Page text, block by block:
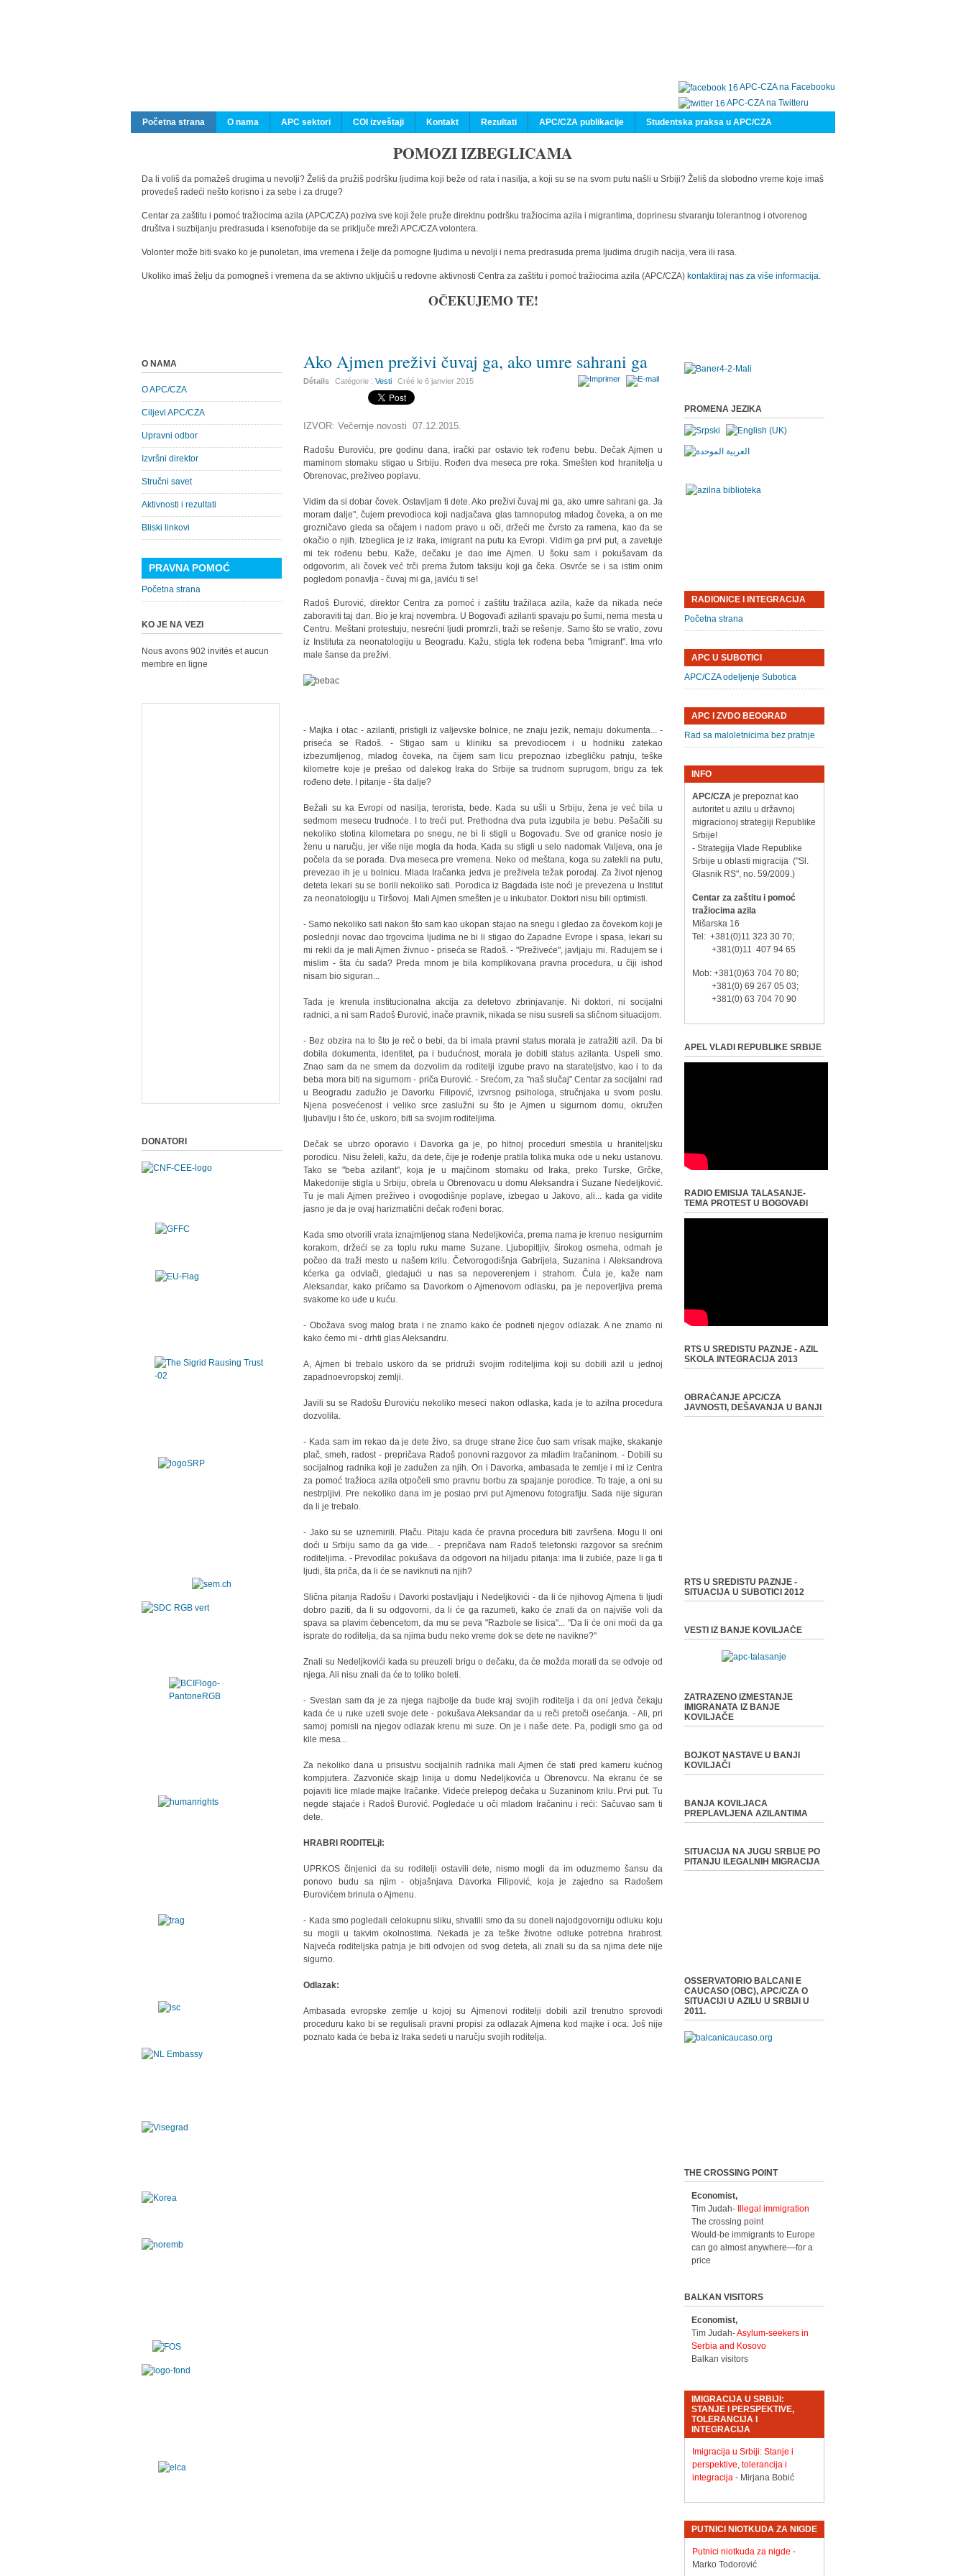
APC-CZA na Facebooku
APC-CZA na Twitteru
Početna strana
O nama APC sektori COI izveštaji Kontakt Rezultati APC/CZA publikacije Studentska praksa u APC/CZA
POMOZI IZBEGLICAMA
Da li voliš da pomažeš drugima u nevolji? Želiš da pružiš podršku ljudima koji beže od rata i nasilja, a koji su se na svom putu našli u Srbiji? Želiš da slobodno vreme koje imaš
provedeš radeći nešto korisno i za sebe i za druge?
Centar za zaštitu i pomoć tražiocima azila (APC/CZA) poziva sve koji žele pruže direktnu podršku tražiocima azila i migrantima, doprinesu stvaranju tolerantnog i otvorenog
društva i suzbijanju predrasuda i ksenofobije da se priključe mreži APC/CZA volontera.
Volonter može biti svako ko je punoletan, ima vremena i želje da pomogne ljudima u nevolji i nema predrasuda prema ljudima drugih nacija, vera ili rasa.
Ukoliko imaš želju da pomogneš i vremena da se aktivno uključiš u redovne aktivnosti Centra za zaštitu i pomoć tražiocima azila (APC/CZA) kontaktiraj nas za više informacija.
OČEKUJEMO TE!
Ako Ajmen preživi čuvaj ga, ako umre sahrani ga
Détails Catégorie :Vesti Créé le6 janvier 2015
IZVOR: Večernje novosti 07.12.2015.
Radošu Đuroviću, pre godinu dana, irački par ostavio tek rođenu bebu. Dečak Ajmen u
maminom stomaku stigao u Srbiju. Rođen dva meseca pre roka. Smešten kod hranitelja u
Obrenovac, preživeo poplavu.
Vidim da si dobar čovek. Ostavljam ti dete. Ako preživi čuvaj mi ga, ako umre sahrani ga. Ja
moram dalje", čujem prevodioca koji nadjačava glas tamnoputog mladog čoveka, a on me
grozničavo gleda sa očajem i nadom pravo u oči, držeći me čvrsto za ramena, kao da se
okačio o njih. Izbeglica je iz Iraka, imigrant na putu ka Evropi. Vidim ga prvi put, a zavetuje
mi tek rođenu bebu. Kaže, dečaku je dao ime Ajmen. U šoku sam i pokušavam da
odgovorim, ali čovek već trči prema žutom taksiju koji ga čeka. Osvrće se i sa istim onim
pogledom ponavlja - čuvaj mi ga, javiću ti se!
Radoš Đurović, direktor Centra za pomoć i zaštitu tražilaca azila, kaže da nikada neće
zaboraviti taj dan. Bio je kraj novembra. U Bogovađi azilanti spavaju po šumi, nema mesta u
Centru. Meštani protestuju, nesrećni ljudi promrzli, traži se rešenje. Samo što se vratio, zovu
iz Instituta za neonatologiju u Beogradu. Kažu, stigla tek rođena beba "imigrant". Ima vrlo
male šanse da preživi.
- Majka i otac - azilanti, pristigli iz valjevske bolnice, ne znaju jezik, nemaju dokumenta... -
priseća se Radoš. - Stigao sam u kliniku sa prevodiocem i u hodniku zatekao
izbezumljenog, mladog čoveka, na čijem sam licu prepoznao izbegličku patnju, teške
kilometre koje je prešao od dalekog Iraka do Srbije sa trudnom suprugom, brigu za tek
rođeno dete. I pitanje - šta dalje?
Bežali su ka Evropi od nasilja, terorista, bede. Kada su ušli u Srbiju, žena je već bila u
sedmom mesecu trudnoće. I to treći put. Prethodna dva puta izgubila je bebu. Pešačili su
nekoliko stotina kilometara po snegu, ne bi li stigli u Bogovađu. Sve od granice nosio je
ženu u naručju, jer više nije mogla da hoda. Kada su stigli u selo nadomak Valjeva, ona je
počela da se porađa. Dva meseca pre vremena. Neko od meštana, koga su zatekli na putu,
prevezao ih je u bolnicu. Mlada Iračanka jedva je preživela težak porođaj. Za život njenog
deteta lekari su se borili nekoliko sati. Porodica iz Bagdada iste noći je prevezena u Institut
za neonatologiju u Tiršovoj. Mali Ajmen smešten je u inkubator. Doktori nisu bili optimisti.
- Samo nekoliko sati nakon što sam kao ukopan stajao na snegu i gledao za čovekom koji je
poslednji novac dao trgovcima ljudima ne bi li stigao do Zapadne Evrope i spasa, lekari su
mi rekli da je mali Ajmen živnuo - priseća se Radoš. - "Preživeće", javljaju mi. Radujem se i
mislim - šta ću sada? Preda mnom je bila komplikovana pravna procedura, u čiji ishod
nisam bio siguran...
Tada je krenula institucionalna akcija za detetovo zbrinjavanje. Ni doktori, ni socijalni
radnici, a ni sam Radoš Đurović, inače pravnik, nikada se nisu susreli sa sličnom situacijom.
- Bez obzira na to što je reč o bebi, da bi imala pravni status morala je zatražiti azil. Da bi
dobila dokumenta, identitet, pa i budućnost, morala je dobiti status azilanta. Uspeli smo.
Znao sam da ne smem da dozvolim da roditelji izgube pravo na starateljstvo, kao i to da
beba mora biti na sigurnom - priča Đurović. - Srećom, za "naš slučaj" Centar za socijalni rad
u Beogradu zadužio je Davorku Filipović, izvrsnog psihologa, stručnjaka u svom poslu.
Njena posvećenost i veliko srce zaslužni su što je Ajmen u sigurnom domu, okružen
ljubavlju i što će, uskoro, biti sa svojim roditeljima.
Dečak se ubrzo oporavio i Davorka ga je, po hitnoj proceduri smestila u hraniteljsku
porodicu. Nisu želeli, kažu, da dete, čije je rođenje pratila tolika muka ode u neku ustanovu.
Tako se "beba azilant", koja je u majčinom stomaku od Iraka, preko Turske, Grčke,
Makedonije stigla u Srbiju, obrela u Obrenovacu u domu Aleksandra i Suzane Nedeljković.
Tu je mali Ajmen preživeo i ovogodišnje poplave, izbegao u Jakovo, ali... kada ga vidite
jasno je da je ovaj harizmatični dečak rođeni borac.
Kada smo otvorili vrata iznajmljenog stana Nedeljkovića, prema nama je krenuo nesigurnim
korakom, držeći se za toplu ruku mame Suzane. Ljubopitljiv, širokog osmeha, odmah je
počeo da traži mesto u našem krilu. Četvorogodišnja Gabrijela, Suzanina i Aleksandrova
kćerka ga odvlači, gledajući u nas sa nepoverenjem i strahom. Čula je, kaže nam
Aleksandar, kako pričamo sa Davorkom o Ajmenovom odlasku, pa je nepoverljiva prema
svakome ko uđe u kuću.
- Obožava svog malog brata i ne znamo kako će podneti njegov odlazak. A ne znamo ni
kako ćemo mi - drhti glas Aleksandru.
A, Ajmen bi trebalo uskoro da se pridruži svojim roditeljima koji su dobili azil u jednoj
zapadnoevropskoj zemlji.
Javili su se Radošu Đuroviću nekoliko meseci nakon odlaska, kada je to azilna procedura
dozvolila.
- Kada sam im rekao da je dete živo, sa druge strane žice čuo sam vrisak majke, skakanje
plač, smeh, radost - prepričava Radoš ponovni razgovor za mladim Iračaninom. - Dobili su
socijalnog radnika koji je zadužen za njih. On i Davorka, ambasada te zemlje i mi iz Centra
za pomoć tražioca azila otpočeli smo pravnu borbu za spajanje porodice. To traje, a oni su
nestrpljivi. Pre nekoliko dana im je poslao prvi put Ajmenovu fotografiju. Sada nije siguran
da li je trebalo.
- Jako su se uznemirili. Plaču. Pitaju kada će pravna procedura biti završena. Mogu li oni
doći u Srbiju samo da ga vide... - prepričava nam Radoš telefonski razgovor sa srećnim
roditeljima. - Prevodilac pokušava da odgovori na hiljadu pitanja: ima li zubiće, paze li ga ti
ljudi, šta priča, da li će se naviknuti na njih?
Slična pitanja Radošu i Davorki postavljaju i Nedeljkovići - da li će njihovog Ajmena ti ljudi
dobro paziti, da li su odgovorni, da li će ga razumeti, kako će znati da on najviše voli da
spava sa plavim ćebencetom, da mu se peva "Razbole se lisica"... "Da li će oni moći da ga
isprate do roditelja, da sa njima budu neko vreme dok se dete ne navikne?"
Znali su Nedeljkovići kada su preuzeli brigu o dečaku, da će možda morati da se odvoje od
njega. Ali nisu znali da će to toliko boleti.
- Svestan sam da je za njega najbolje da bude kraj svojih roditelja i da oni jedva čekaju
kada će u ruke uzeti svoje dete - pokušava Aleksandar da u reči pretoči osećanja. - Ali, pri
samoj pomisli na njegov odlazak krenu mi suze. On je i naše dete. Pa, podigli smo ga od
kile mesa...
Za nekoliko dana u prisustvu socijalnih radnika mali Ajmen će stati pred kameru kućnog
kompjutera. Zazvoniće skajp linija u domu Nedeljkovića u Obrenovcu. Na ekranu će se
pojaviti lice mlade majke Iračanke. Videće prelepog dečaka u Suzaninom krilu. Prvi put. Tu
negde stajaće i Radoš Đurović. Pogledaće u oči mladom Iračaninu i reći: Sačuvao sam ti
dete.
HRABRI RODITELjI:
UPRKOS činjenici da su roditelji ostavili dete, nismo mogli da im oduzmemo šansu da
ponovo budu sa njim - objašnjava Davorka Filipović, koja je zajedno sa Radošem
Đurovićem brinula o Ajmenu.
- Kada smo pogledali celokupnu sliku, shvatili smo da su doneli najodgovorniju odluku koju
su mogli u takvim okolnostima. Nekada je za teške životne odluke potrebna hrabrost.
Najveća roditeljska patnja je biti odvojen od svog deteta, ali znali su da sa njima dete nije
sigurno.
Odlazak:
Ambasada evropske zemlje u kojoj su Ajmenovi roditelji dobili azil trenutno sprovodi
proceduru kako bi se regulisali pravni propisi za odlazak Ajmena kod majke i oca. Još nije
poznato kada će beba iz Iraka sedeti u naručju svojih roditelja.
O NAMA
O APC/CZA
Ciljevi APC/CZA
Upravni odbor
Izvršni direktor
Stručni savet
Aktivnosti i rezultati
Bliski linkovi
PRAVNA POMOĆ
Početna strana
KO JE NA VEZI
Nous avons 902 invités et aucun
membre en ligne
DONATORI
PROMENA JEZIKA
RADIONICE I INTEGRACIJA
Početna strana
APC U SUBOTICI
APC/CZA odeljenje Subotica
APC I ZVDO BEOGRAD
Rad sa maloletnicima bez pratnje
INFO
APC/CZAje prepoznat kao
autoritet u azilu u državnoj
migracionoj strategiji Republike
Srbije!
- Strategija Vlade Republike
Srbije u oblasti migracija ("Sl.
Glasnik RS", no. 59/2009.)
Centar za zaštitu i pomoć
tražiocima azila
Mišarska 16
Tel: +381(0)11 323 30 70;
+381(0)11 407 94 65
Mob: +381(0)63 704 70 80;
+381(0) 69 267 05 03;
+381(0) 63 704 70 90
APEL VLADI REPUBLIKE SRBIJE
RADIO EMISIJA TALASANJE-
TEMA PROTEST U BOGOVAĐI
RTS U SREDISTU PAZNJE - AZIL
SKOLA INTEGRACIJA 2013
OBRAĆANJE APC/CZA
JAVNOSTI, DEŠAVANJA U BANJI
RTS U SREDISTU PAZNJE -
SITUACIJA U SUBOTICI 2012
VESTI IZ BANJE KOVILJAČE
ZATRAZENO IZMESTANJE
IMIGRANATA IZ BANJE
KOVILJAČE
BOJKOT NASTAVE U BANJI
KOVILJAČI
BANJA KOVILJACA
PREPLAVLJENA AZILANTIMA
SITUACIJA NA JUGU SRBIJE PO
PITANJU ILEGALNIH MIGRACIJA
OSSERVATORIO BALCANI E
CAUCASO (OBC), APC/CZA O
SITUACIJI U AZILU U SRBIJI U
2011.
THE CROSSING POINT
Economist,
Tim Judah-
Illegal immigration
The crossing point
Would-be immigrants to Europe
can go almost anywhere—for a
price
BALKAN VISITORS
Economist,
Tim Judah-Asylum-seekers in
Serbia and Kosovo
Balkan visitors
IMIGRACIJA U SRBIJI:
STANJE I PERSPEKTIVE,
TOLERANCIJA I
INTEGRACIJA
Imigracija u Srbiji: Stanje i
perspektive, tolerancija i
integracija- Mirjana Bobić
PUTNICI NIOTKUDA ZA NIGDE
Putnici niotkuda za nigde -
Marko Todorović